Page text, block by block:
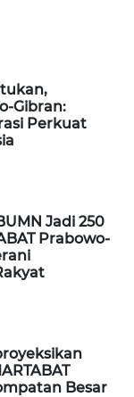
Gibran:
Perkuat
Jadi 250
Prabowo-
Besar